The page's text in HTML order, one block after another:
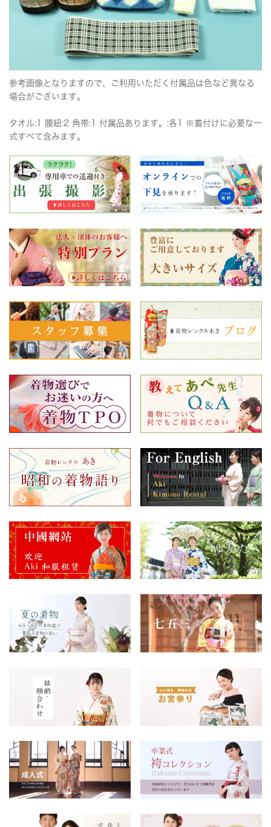
参考画像となりますので、ご利用いただく付属品は色など異なる
場合がございます。
タオル:1 腰紐:2 角帯:1 付属品あります。:各1 ※着付けに必要な一
式すべて含みます。